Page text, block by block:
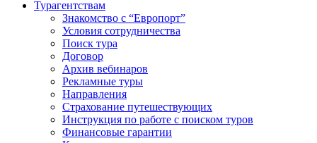
Турагентствам
Знакомство с “Европорт”
Условия сотрудничества
Поиск тура
Договор
Архив вебинаров
Рекламные туры
Направления
Страхование путешествующих
Инструкция по работе с поиском туров
Финансовые гарантии